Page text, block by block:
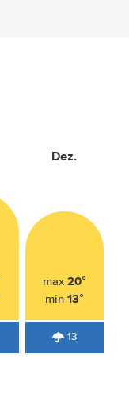
Dez.
max 20°
min 13°
13